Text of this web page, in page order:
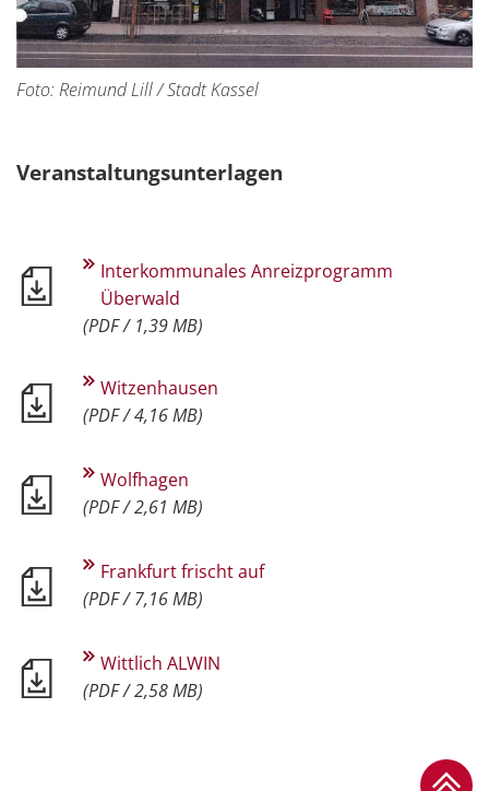
Foto: Reimund Lill / Stadt Kassel
Veranstaltungsunterlagen
Interkommunales Anreizprogramm
Überwald
(PDF / 1,39 MB)
Witzenhausen
(PDF / 4,16 MB)
Wolfhagen
(PDF / 2,61 MB)
Frankfurt frischt auf
(PDF / 7,16 MB)
Wittlich ALWIN
(PDF / 2,58 MB)
Zum